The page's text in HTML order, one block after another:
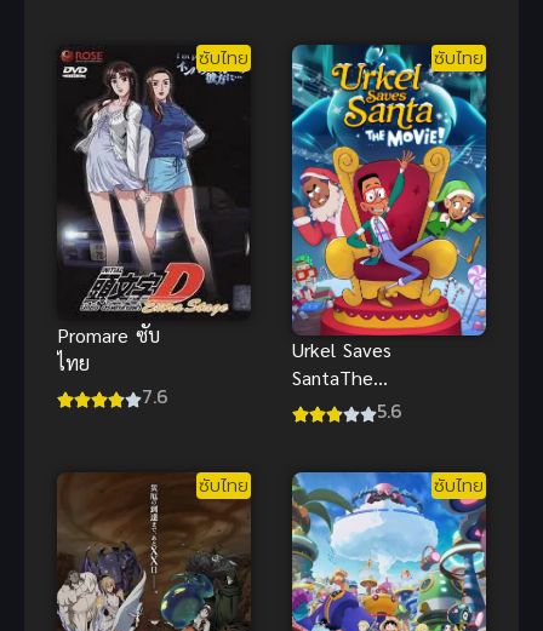
ซับไทย
Promare ซับ
ไทย
7.6
ซับไทย
Urkel Saves
SantaThe
Movie ซับไทย
เมะตลกสุดฮา
5.6
ซับไทย ซับไทย